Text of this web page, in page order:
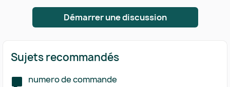
Démarrer une discussion
Sujets recommandés
numero de commande